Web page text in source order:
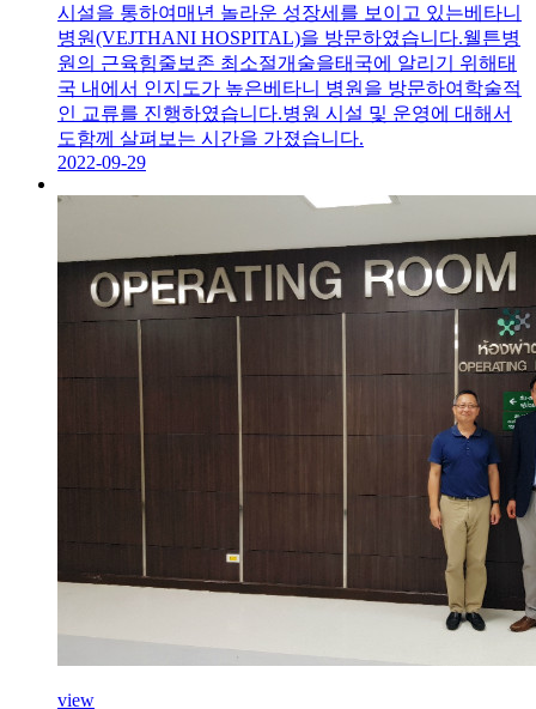
시설을 통하여매년 놀라운 성장세를 보이고 있는베타니
병원(VEJTHANI HOSPITAL)을 방문하였습니다.웰튼병
원의 근육힘줄보존 최소절개술을태국에 알리기 위해태
국 내에서 인지도가 높은베타니 병원을 방문하여학술적
인 교류를 진행하였습니다.병원 시설 및 운영에 대해서
도함께 살펴보는 시간을 가졌습니다.
2022-09-29
view